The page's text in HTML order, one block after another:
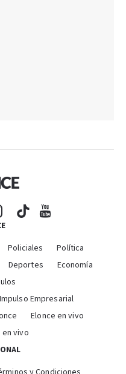
Policiales
Política
Deportes
Economía
Impulso Empresarial
Elonce en vivo
en vivo